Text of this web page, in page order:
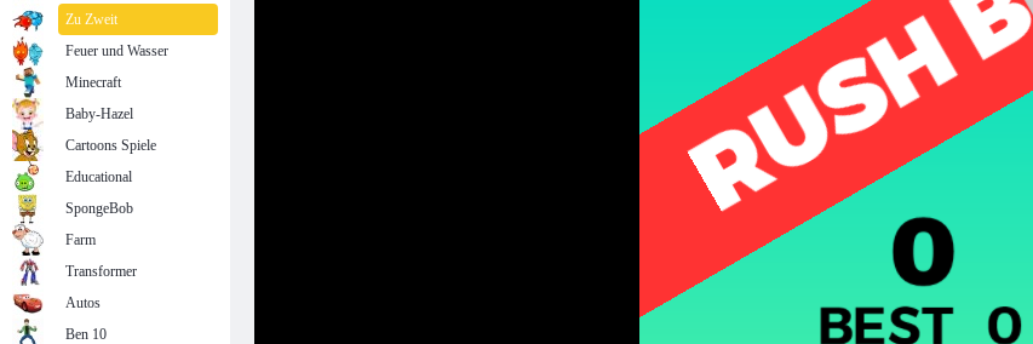
Zu Zweit
Feuer und Wasser
Minecraft
Baby-Hazel
Cartoons Spiele
Educational
SpongeBob
Farm
Transformer
Autos
Ben 10